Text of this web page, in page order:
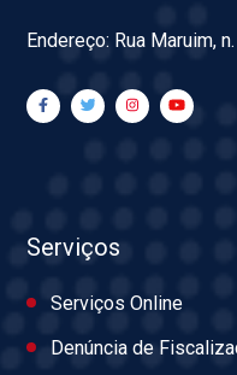
Endereço: Rua Maruim,
Serviços
Serviços Online
Denúncia de